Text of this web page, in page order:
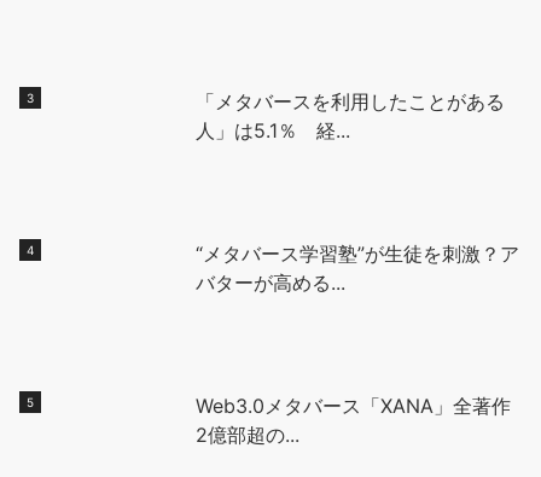
「メタバースを利用したことがある
人」は5.1％ 経...
“メタバース学習塾”が生徒を刺激？ア
バターが高める...
Web3.0メタバース「XANA」全著作
2億部超の...